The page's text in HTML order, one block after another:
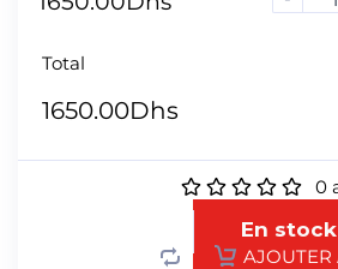
Total
1650.00Dhs
0
En stock
AJOUTER